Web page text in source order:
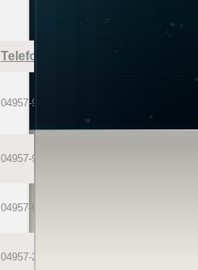
Telefon
04957-911800
04957-990316
04957-990660
04957-2579999